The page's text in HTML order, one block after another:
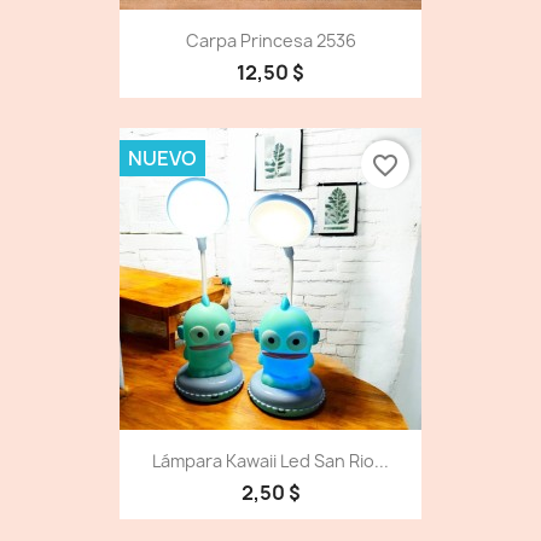
Carpa Princesa 2536
12,50 $
Lámpara Kawaii Led San Rio...
2,50 $
NUEVO favorite_border